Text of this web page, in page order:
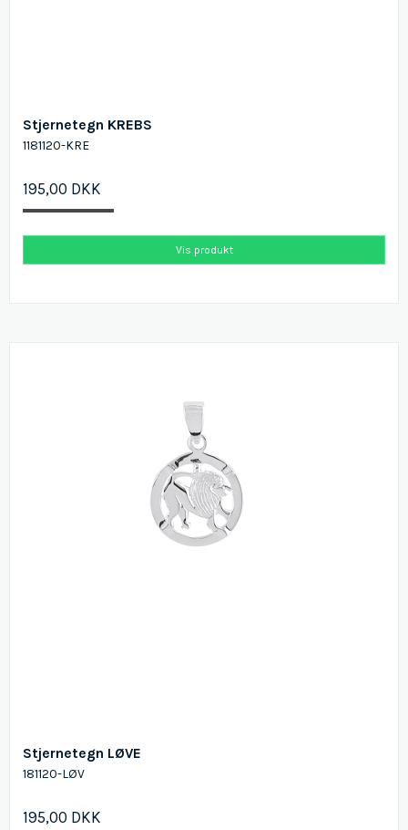
Stjernetegn KREBS
1181120-KRE
195,00 DKK
Vis produkt
Stjernetegn LØVE
181120-LØV
195,00 DKK